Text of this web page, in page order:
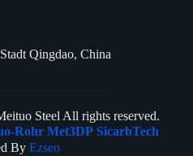
Qingdao, China
Steel All rights reserved.
Rohr Met3DP SicarbTech
ByEzseo